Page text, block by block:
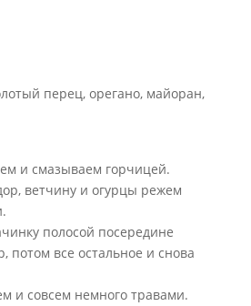
перец, орегано, майоран,
и смазываем горчицей.
ветчину и огурцы режем
полосой посередине
потом все остальное и снова
и совсем немного травами.